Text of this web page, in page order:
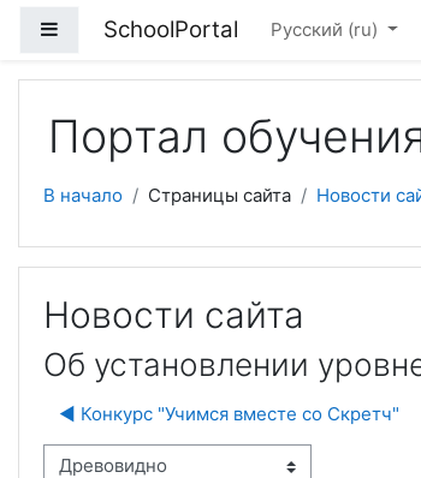
Боковая панель
SchoolPortal Русский ‎(ru)‎
Портал
В начало Страницы сайта Новости
Новости сайта
Об установлении
◀︎ Конкурс "Учимся вместе со Скретч"
отображения